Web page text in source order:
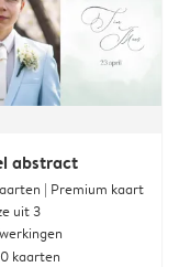
abstract
| Premium kaart
uit 3
kaarten